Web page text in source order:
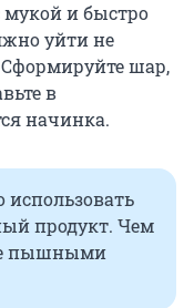
и быстро
уйти не
шар,
в
начинка.
продукт. Чем
пышными